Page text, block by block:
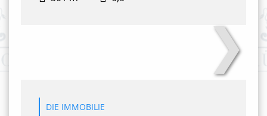
❯
DIE IMMOBILIE